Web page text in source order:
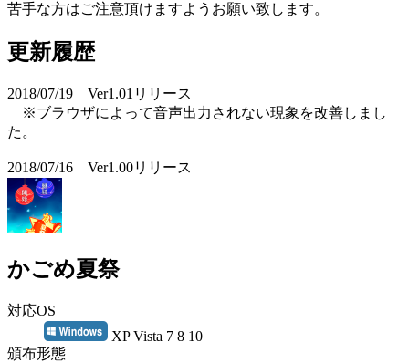
苦手な方はご注意頂けますようお願い致します。
更新履歴
2018/07/19 Ver1.01リリース
※ブラウザによって音声出力されない現象を改善しまし
た。
2018/07/16 Ver1.00リリース
かごめ夏祭
対応OS
XP Vista 7 8 10
頒布形態